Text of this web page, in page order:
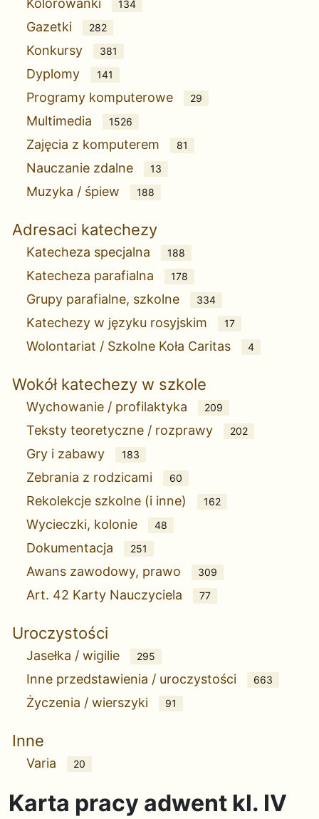
Kolorowanki 134
Gazetki 282
Konkursy 381
Dyplomy 141
Programy komputerowe 29
Multimedia 1526
Zajęcia z komputerem 81
Nauczanie zdalne 13
Muzyka / śpiew 188
Adresaci katechezy
Katecheza specjalna 188
Katecheza parafialna 178
Grupy parafialne, szkolne 334
Katechezy w języku rosyjskim 17
Wolontariat / Szkolne Koła Caritas 4
Wokół katechezy w szkole
Wychowanie / profilaktyka 209
Teksty teoretyczne / rozprawy 202
Gry i zabawy 183
Zebrania z rodzicami 60
Rekolekcje szkolne (i inne) 162
Wycieczki, kolonie 48
Dokumentacja 251
Awans zawodowy, prawo 309
Art. 42 Karty Nauczyciela 77
Uroczystości
Jasełka / wigilie 295
Inne przedstawienia / uroczystości 663
Życzenia / wierszyki 91
Inne
Varia 20
Karta pracy adwent kl. IV